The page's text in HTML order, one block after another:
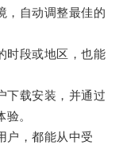
自动调整最佳的
段或地区，也能
载安装，并通过
。
，都能从中受